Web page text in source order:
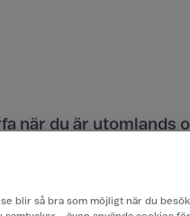
när du är utomlands
blir så bra som möjligt när du